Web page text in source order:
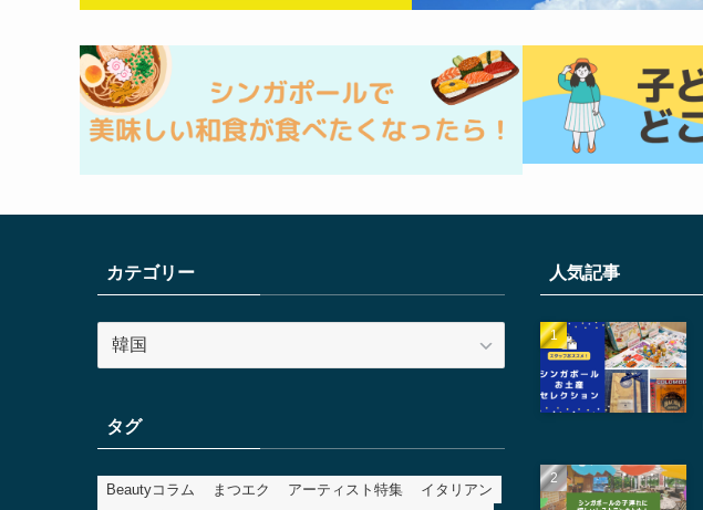
カテゴリー
カ
テ
リ
ー
タグ
Beautyコラム まつエク アーティスト特集
イタリアン
人気記事